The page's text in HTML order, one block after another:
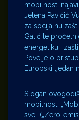
mobilnosti
Jelena Pavičić
za socijalnu
Galić te
energetiku i
Povelje o
Europski tjedan
Slogan
mobilnosti
sve“ („Zero-